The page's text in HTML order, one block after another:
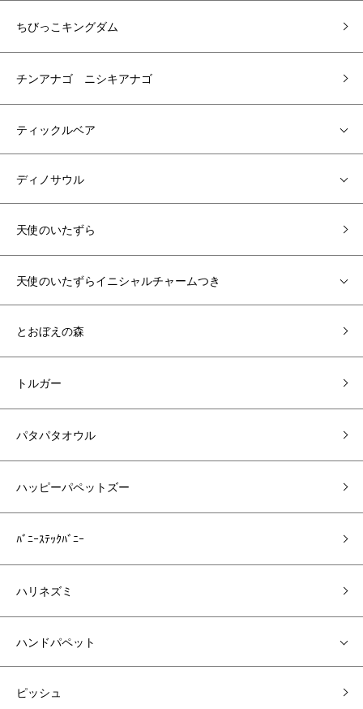
ちびっこキングダム
チンアナゴ ニシキアナゴ
ティックルベア
ディノサウル
天使のいたずら
天使のいたずらイニシャルチャームつき
とおぼえの森
トルガー
パタパタオウル
ハッピーパペットズー
ﾊﾞﾆｰｽﾃｯｸﾊﾞﾆｰ
ハリネズミ
ハンドパペット
ピッシュ